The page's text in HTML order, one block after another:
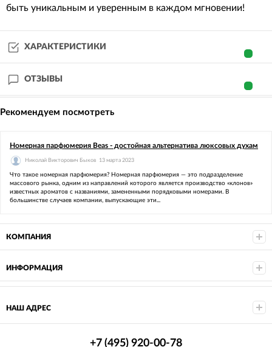
быть уникальным и уверенным в каждом мгновении!
ХАРАКТЕРИСТИКИ
ОТЗЫВЫ
Рекомендуем посмотреть
Номерная парфюмерия Beas - достойная альтернатива люксовых духам
Николай Викторович Быков 13 марта 2023
Что такое номерная парфюмерия? Номерная парфюмерия — это подразделение
массового рынка, одним из направлений которого является производство «клонов»
известных ароматов с названиями, замененными порядковыми номерами. В
большинстве случаев компании, выпускающие эти...
КОМПАНИЯ
ИНФОРМАЦИЯ
НАШ АДРЕС
+7 (495) 920-00-78